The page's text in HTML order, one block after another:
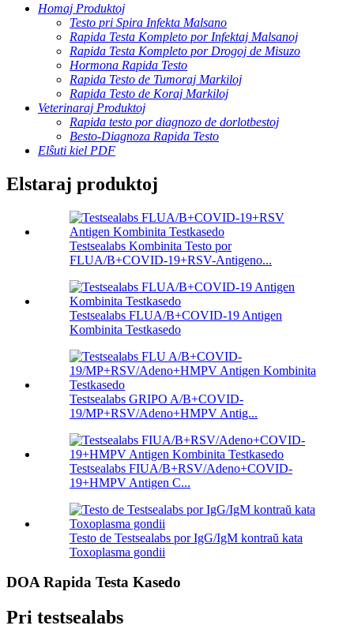
Homaj Produktoj
Testo pri Spira Infekta Malsano
Rapida Testa Kompleto por Infektaj Malsanoj
Rapida Testa Kompleto por Drogoj de Misuzo
Hormona Rapida Testo
Rapida Testo de Tumoraj Markiloj
Rapida Testo de Koraj Markiloj
Veterinaraj Produktoj
Rapida testo por diagnozo de dorlotbestoj
Besto-Diagnoza Rapida Testo
Elŝuti kiel PDF
Elstaraj produktoj
Testsealabs Kombinita Testo por
FLUA/B+COVID-19+RSV-Antigeno...
Testsealabs FLUA/B+COVID-19 Antigen
Kombinita Testkasedo
Testsealabs GRIPO A/B+COVID-
19/MP+RSV/Adeno+HMPV Antig...
Testsealabs FIUA/B+RSV/Adeno+COVID-
19+HMPV Antigen C...
Testo de Testsealabs por IgG/IgM kontraŭ kata
Toxoplasma gondii
DOA Rapida Testa Kasedo
Pri testsealabs